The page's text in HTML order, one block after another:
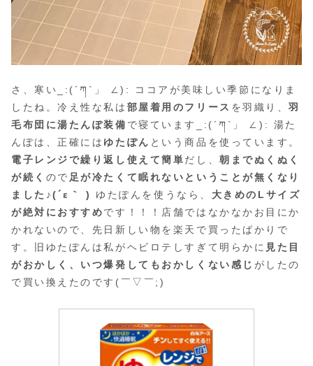
さ、寒い_:(´ཀ`」 ∠): ココアが美味しい季節になりま
したね。冷え性な私は 部屋着用のフリース を羽織り、羽
毛布団に湯たんぽ装備 で寝ています_:(´ཀ`」 ∠): 湯た
んぽは、正確には ゆたぽん という商品を使っています。
電子レンジで繰り返し使えて簡単だし、朝までぬくぬく
が続く ので 足が冷たくて眠れないということが無くなり
ました♪(´ε｀ )
ゆたぽんを使うなら、 大きめのLサイズ
が絶対におすすめです！！！店舗ではなかなかお目にか
かれないので、先日新しい物を楽天で買ったばかりで
す。旧ゆたぽんは私がヘビロテしすぎて明らかに 見た目
がおかしく、いつ爆発してもおかしくない感じ がしたの
で買い換えたのです(￣▽￣;)